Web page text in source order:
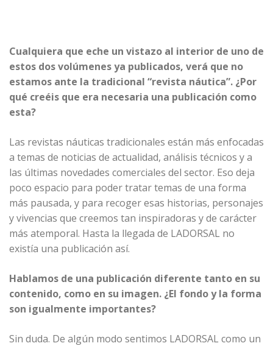
Cualquiera que eche un vistazo al interior de uno de
estos dos volúmenes ya publicados, verá que no
estamos ante la tradicional “revista náutica”. ¿Por
qué creéis que era necesaria una publicación como
esta?
Las revistas náuticas tradicionales están más enfocadas
a temas de noticias de actualidad, análisis técnicos y a
las últimas novedades comerciales del sector. Eso deja
poco espacio para poder tratar temas de una forma
más pausada, y para recoger esas historias, personajes
y vivencias que creemos tan inspiradoras y de carácter
más atemporal. Hasta la llegada de LADORSAL no
existía una publicación así.
Hablamos de una publicación diferente tanto en su
contenido, como en su imagen. ¿El fondo y la forma
son igualmente importantes?
Sin duda. De algún modo sentimos LADORSAL como un